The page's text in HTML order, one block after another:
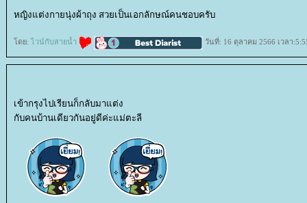
หญิงแต่งกายนุ่งผ้าถุง สวยเป็นเอกลักษณ์คนชอบครับ
ดย:ไวน์กับสายน้ำ วันที่: 16 ตุลาคม 2566 เวลา
เข้ากรุงไปเรียนก็กลับมาแต่ง
กับคนบ้านเดียวกันอยู่ดีค่ะแม่ตะลี